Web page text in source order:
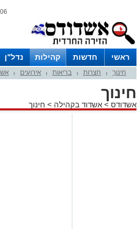
06 אוגוסט 2026 / 12:33
ראשי חדשות קהילות נדל"ן
חינוך חצרות בריאות אירועים
חינוך
אשדודס > אשדוד בקהילה > חינוך